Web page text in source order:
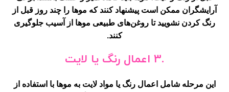
آرایشگران ممکن است پیشنهاد کنند که موها را چند روز قبل از
رنگ کردن نشویید تا روغن‌های طبیعی موها از آسیب جلوگیری
کنند.
.3 اعمال رنگ یا لایت
این مرحله شامل اعمال رنگ یا مواد لایت به موها با استفاده از